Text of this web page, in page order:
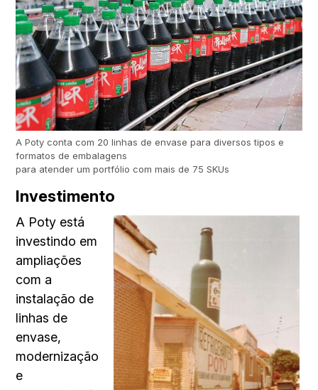
A Poty conta com 20 linhas de envase para diversos tipos e
formatos de embalagens
para atender um portfólio com mais de 75 SKUs
Investimento
A Poty está
investindo em
ampliações
com a
instalação de
linhas de
envase,
modernização
e